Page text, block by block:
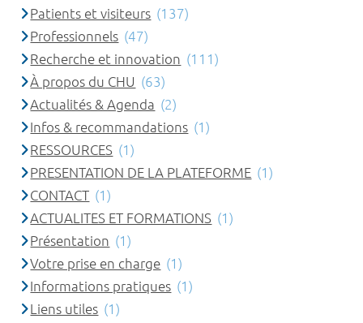
Patients et visiteurs (137)
Professionnels (47)
Recherche et innovation (111)
À propos du CHU (63)
Actualités & Agenda (2)
Infos & recommandations (1)
RESSOURCES (1)
PRESENTATION DE LA PLATEFORME (1)
CONTACT (1)
ACTUALITES ET FORMATIONS (1)
Présentation (1)
Votre prise en charge (1)
Informations pratiques (1)
Liens utiles (1)